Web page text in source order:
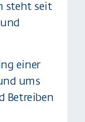
steht seit
einer
ums
Betreiben